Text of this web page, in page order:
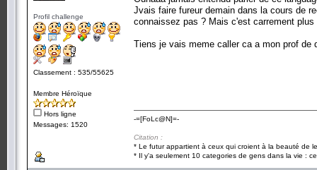
Profil challenge
Classement : 535/55625
Membre Héroïque
Hors ligne
Messages: 1520
Jvais faire fureur demain dans la cours de
connaissez pas ? Mais c'est carrement
Tiens je vais meme caller ca a mon prof de
-=[FoLc@N]=-
Citation :
* Le futur appartient à ceux qui croient à la beauté de
* Il y'a seulement 10 categories de gens dans la vie :